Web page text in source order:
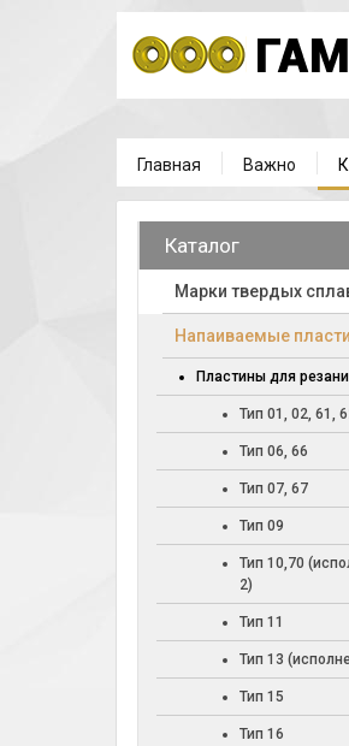
Главная Важно
Каталог
Марки твердых
Напаиваемые
Пластины для
Тип 01, 02, 61,
Тип 06, 66
Тип 07, 67
Тип 09
Тип 10,70
2)
Тип 11
Тип 13
Тип 15
Тип 16